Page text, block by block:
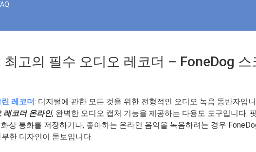
최고의 필수 오디오 레코더 – FoneDog 스
레코더: 디지털에 관한 모든 것을 위한 전형적인 오디오 녹음 동반자입
레코더 온라인, 완벽한 오디오 캡처 기능을 제공하는 다용도 도구입니다.
상 통화를 저장하거나, 좋아하는 온라인 음악을 녹음하려는 경우
한 디자인이 돋보입니다.